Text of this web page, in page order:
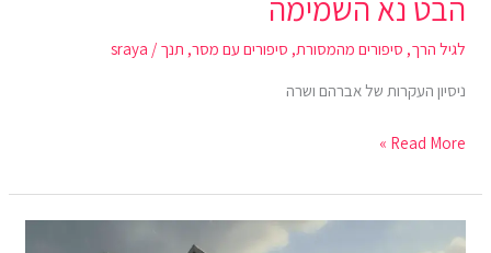
הבט נא השמימה
לגיל הרך, סיפורים מהמסורת, סיפורים עם מסר, תנך /
sraya
ניסיון העקרות של אברהם ושרה
Read More »